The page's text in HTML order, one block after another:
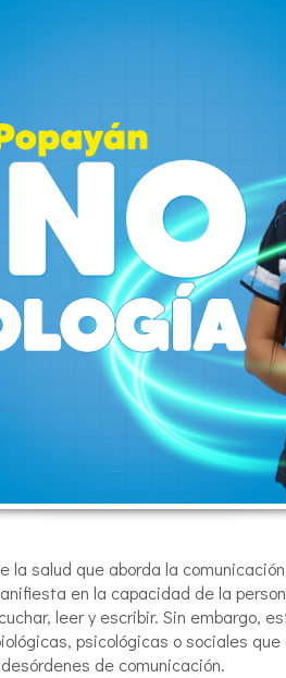
la salud que aborda la
en la capacidad de la
leer y escribir. Sin embargo,
psicológicas o sociales
de comunicación.